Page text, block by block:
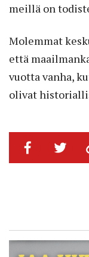
meillä on
Molemmat
että
vuotta vanha,
olivat